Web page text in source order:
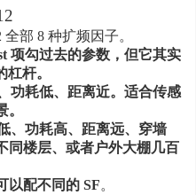
部 8 种扩频因子。
项勾过去的参数，但它其实
杆。
功耗低、距离近。适合传感
、功耗高、距离远、穿墙
同楼层、或者户外大棚几百
以配不同的 SF。